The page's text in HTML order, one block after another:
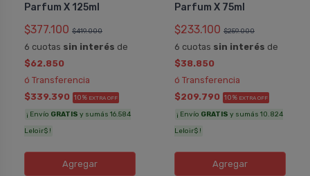
Parfum X 125ml
$377.100 $419.000
6 cuotas sin interés de
$62.850
ó Transferencia
$339.390 10% EXTRA OFF
¡ Envío GRATIS y sumás 16.584
Leloir$ !
Agregar
Parfum X 75ml
$233.100 $259.000
6 cuotas sin interés de
$38.850
ó Transferencia
$209.790 10% EXTRA OFF
¡ Envío GRATIS y sumás 10.824
Leloir$ !
Agregar